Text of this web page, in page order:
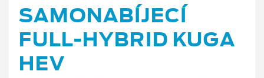
SAMONABÍJECÍ
FULL-HYBRID KUGA
HEV